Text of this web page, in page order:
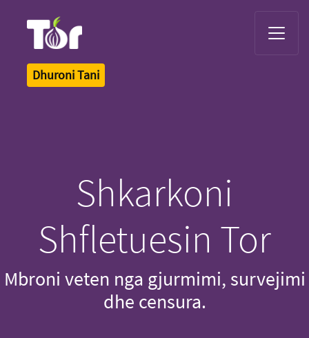
Dhuroni Tani
Shkarkoni
Shfletuesin Tor
Mbroni veten nga gjurmimi, survejimi
dhe censura.